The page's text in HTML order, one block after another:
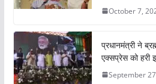
October 7,
प्रधानमंत्री ने
एक्सप्रेस को हरी
September